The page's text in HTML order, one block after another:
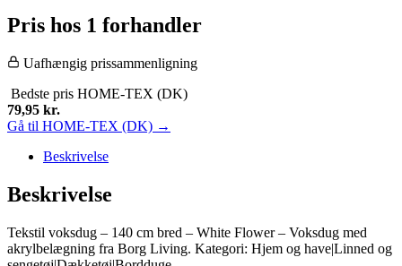
Pris hos 1 forhandler
Uafhængig prissammenligning
Bedste pris HOME-TEX (DK)
79,95 kr.
Gå til HOME-TEX (DK) →
Beskrivelse
Beskrivelse
Tekstil voksdug – 140 cm bred – White Flower – Voksdug med
akrylbelægning fra Borg Living. Kategori: Hjem og have|Linned og